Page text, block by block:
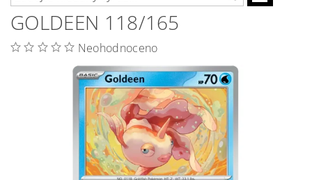
GOLDEEN 118/165
Neohodnoceno